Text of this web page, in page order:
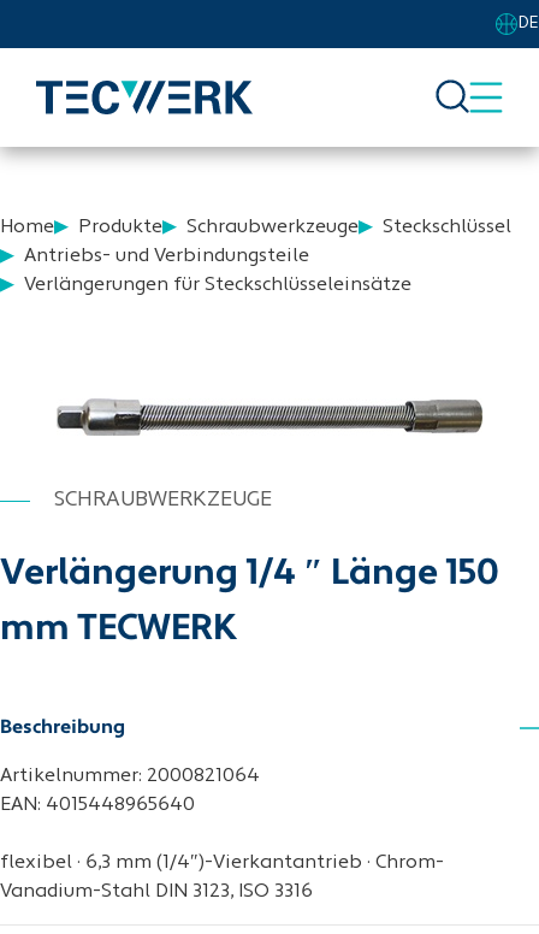
DE
Home Produkte Schraubwerkzeuge
Steckschlüssel
Antriebs- und Verbindungsteile
Verlängerungen für Steckschlüsseleinsätze
SCHRAUBWERKZEUGE
Verlängerung 1/4 ″ Länge 150
mm TECWERK
Beschreibung
Artikelnummer: 2000821064
EAN: 4015448965640
flexibel · 6,3 mm (1/4″)-Vierkantantrieb · Chrom-
Vanadium-Stahl DIN 3123, ISO 3316